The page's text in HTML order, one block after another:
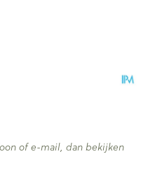
of e-mail, dan bekijken